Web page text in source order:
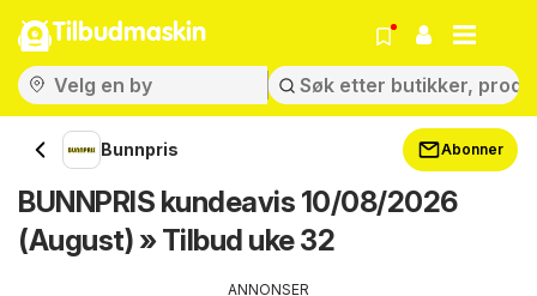
Tilbudmaskin
Bunnpris Abonner
BUNNPRIS kundeavis 10/08/2026
(August) » Tilbud uke 32
ANNONSER